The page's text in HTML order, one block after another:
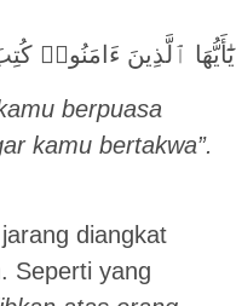
يَٰٓأَيُّهَا ٱلَّذِينَ ءَامَنُوا۟
berpuasa
kamu bertakwa”.
diangkat
Seperti yang